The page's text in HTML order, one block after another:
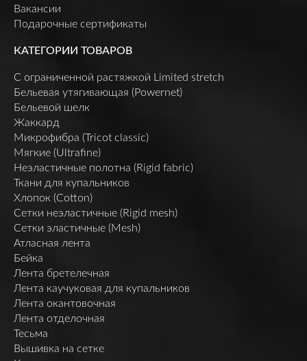
Вакансии
Подарочные сертификаты
КАТЕГОРИИ ТОВАРОВ
C ограниченной растяжкой Limited stretch
Бельевая утягивающая (Powernet)
Бельевой шелк
Жаккард
Микрофибра (Tricot classic)
Мягкие (Ultrafine)
Неэластичные полотна (Rigid fabric)
Ткани для купальников
Хлопок (Cotton)
Сетки неэластичные (Rigid mesh)
Сетки эластичные (Mesh)
Атласная лента
Бейка
Лента бретелечная
Лента каучуковая для купальников
Лента окантовочная
Лента отделочная
Тесьма
Вышивка на сетке